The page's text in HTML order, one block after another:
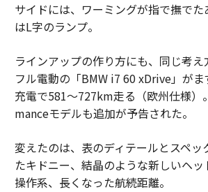
サイドには、ワーミングが指で撫で
はL字のランプ。
ラインアップの作り方にも、同じ考え
フル電動の「BMW i7 60 xDrive」が
充電で581〜727km走る（欧州仕様）
manceモデルも追加が予告された。
変えたのは、表のディテールとスペッ
たキドニー、結晶のような新しいヘ
操作系、長くなった航続距離。